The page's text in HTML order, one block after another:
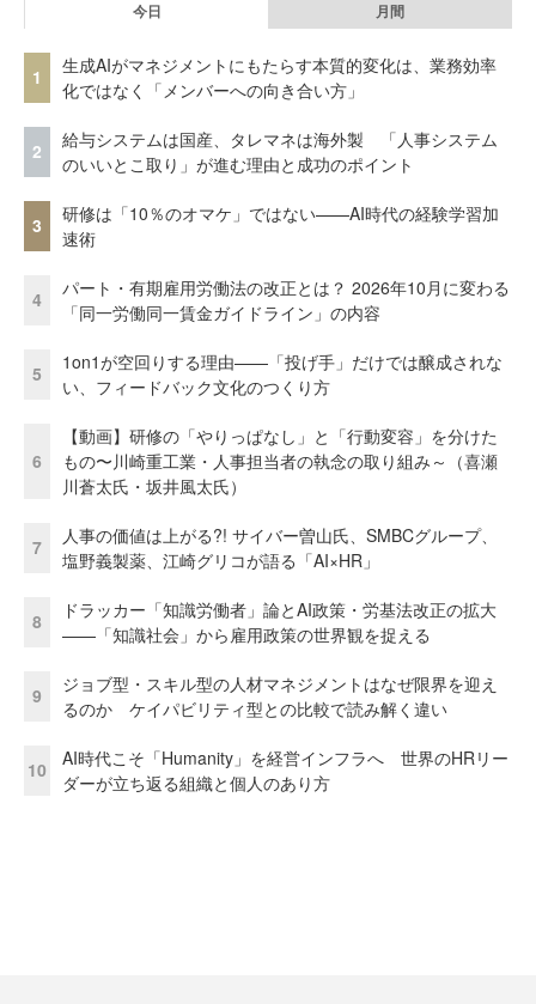
今日 月間
1
生成AIがマネジメントにもたらす本質的変化は、業務効率
化ではなく「メンバーへの向き合い方」
2
給与システムは国産、タレマネは海外製 「人事システム
のいいとこ取り」が進む理由と成功のポイント
3
研修は「10％のオマケ」ではない——AI時代の経験学習加
速術
4
パート・有期雇用労働法の改正とは？ 2026年10月に変わる
「同一労働同一賃金ガイドライン」の内容
5
1on1が空回りする理由——「投げ手」だけでは醸成されな
い、フィードバック文化のつくり方
6
【動画】研修の「やりっぱなし」と「行動変容」を分けた
もの〜川崎重工業・人事担当者の執念の取り組み～（喜瀬
川蒼太氏・坂井風太氏）
7
人事の価値は上がる?! サイバー曽山氏、SMBCグループ、
塩野義製薬、江崎グリコが語る「AI×HR」
8
ドラッカー「知識労働者」論とAI政策・労基法改正の拡大
——「知識社会」から雇用政策の世界観を捉える
9
ジョブ型・スキル型の人材マネジメントはなぜ限界を迎え
るのか ケイパビリティ型との比較で読み解く違い
10
AI時代こそ「Humanity」を経営インフラへ 世界のHRリー
ダーが立ち返る組織と個人のあり方